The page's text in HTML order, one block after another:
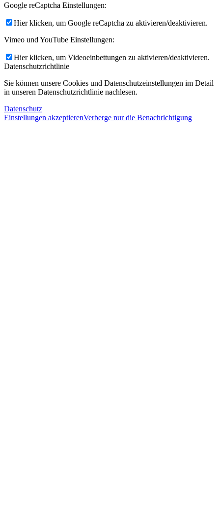
Google reCaptcha Einstellungen:
Hier klicken, um Google reCaptcha zu aktivieren/deaktivieren.
Vimeo und YouTube Einstellungen:
Hier klicken, um Videoeinbettungen zu aktivieren/deaktivieren.
Datenschutzrichtlinie
Sie können unsere Cookies und Datenschutzeinstellungen im Detail
in unseren Datenschutzrichtlinie nachlesen.
Datenschutz
Einstellungen akzeptierenVerberge nur die Benachrichtigung